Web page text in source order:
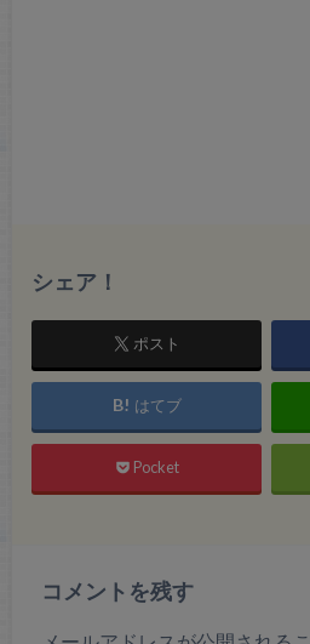
シェア！
ポスト
はてブ
Pocket
コメントを残す